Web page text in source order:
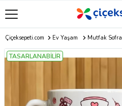
Çiçeksepeti.com Ev Yaşam Mutfak Sofra
TASARLANABİLİR